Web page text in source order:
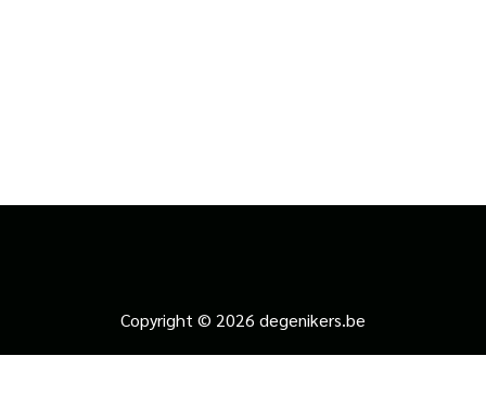
Copyright © 2026 degenikers.be